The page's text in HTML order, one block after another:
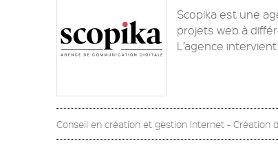
Scopika est une
projets web à
L’agence
Conseil en création et gestion Internet -